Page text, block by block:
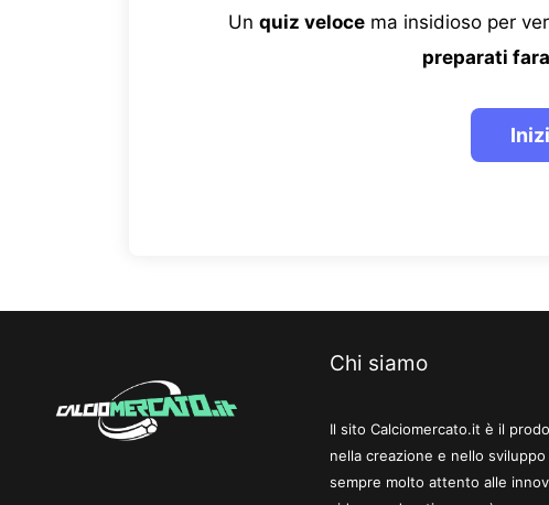
Un quiz velocema insidioso per
preparati
Chi siamo
Il sito Calciomercato.it è il
nella creazione e nello
sempre molto attento alle